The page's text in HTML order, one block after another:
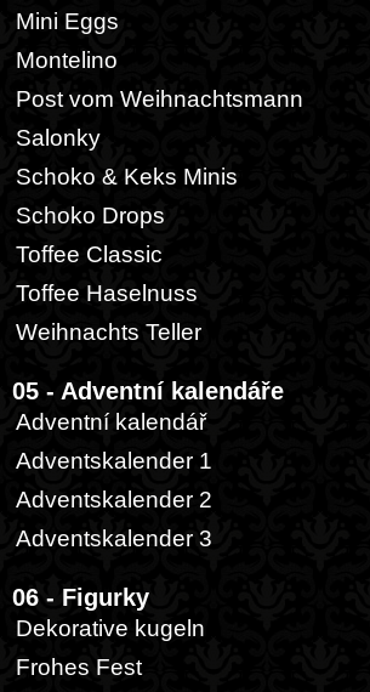
Mini Eggs
Montelino
Post vom Weihnachtsmann
Salonky
Schoko & Keks Minis
Schoko Drops
Toffee Classic
Toffee Haselnuss
Weihnachts Teller
05 - Adventní kalendáře
Adventní kalendář
Adventskalender 1
Adventskalender 2
Adventskalender 3
06 - Figurky
Dekorative kugeln
Frohes Fest